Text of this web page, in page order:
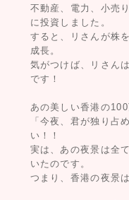
不動産、電力、小売
に投資しました。
すると、リさんが株
成長。
気がつけば、リさん
です！
あの美しい香港の100
「今夜、君が独り占
い！！
実は、あの夜景は全
いたのです。
つまり、香港の夜景